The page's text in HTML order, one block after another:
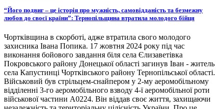
“Його подвиг – це історія про мужність, самовідданість та безмежну
любов до своєї країни”: Тернопільщина втратила молодого бійця
Чортківщина в скорботі, адже втратила свого молодого
захисника Івана Попика. 17 жовтня 2024 року під час
виконання бойового завдання біля села Єлизаветівка
Покровського району Донецької області загинув Іван - житель
села Капустинці Чортківського району Тернопільської області.
Військовий був стрільцем-снайпером у 2-му аеромобільному
відділенні 3-го аеромобільного взводу 4-ї аеромобільної роти
військової частини А0224. Він віддав своє життя, захищаючи